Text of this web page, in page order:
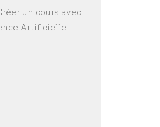
un cours avec
Artificielle